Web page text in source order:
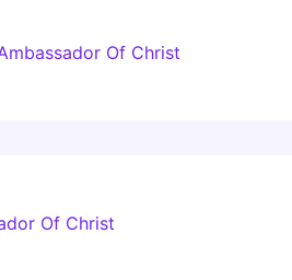
Of Christ
Of Christ